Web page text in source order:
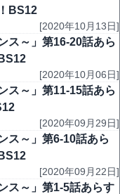
BS12
[2020年10月13日]
ス～」第16-20話あら
[2020年10月06日]
ス～」第11-15話あら
[2020年09月29日]
ス～」第6-10話あら
[2020年09月22日]
ス～」第1-5話あらす